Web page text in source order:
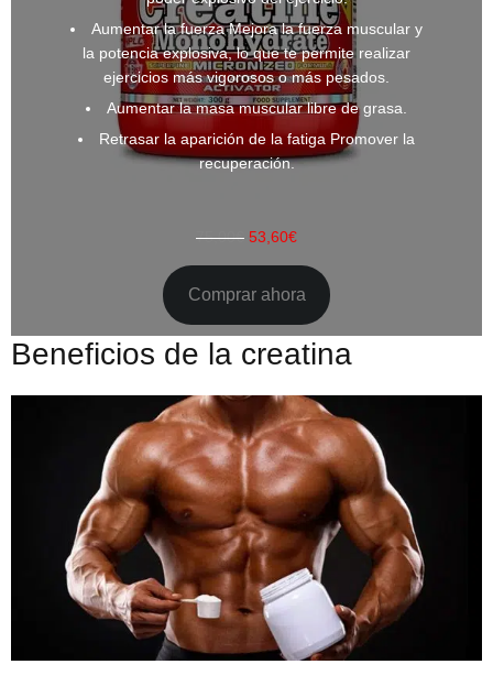
Aumentar la fuerza Mejora la fuerza muscular y
la potencia explosiva, lo que te permite realizar
ejercicios más vigorosos o más pesados.
Aumentar la masa muscular libre de grasa.
Retrasar la aparición de la fatiga Promover la
recuperación.
75,00€ 53,60€
Comprar ahora
Beneficios de la creatina